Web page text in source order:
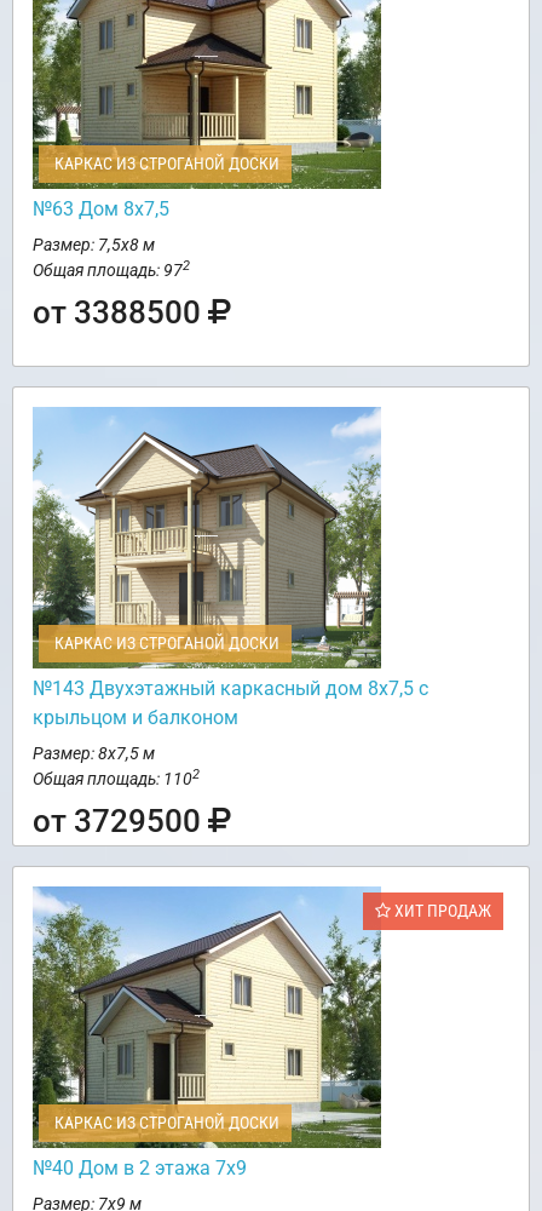
КАРКАС ИЗ СТРОГАНОЙ ДОСКИ
№63 Дом 8х7,5
Размер: 7,5х8 м
Общая площадь: 972
от 3388500
КАРКАС ИЗ СТРОГАНОЙ ДОСКИ
№143 Двухэтажный каркасный дом 8х7,5 с
крыльцом и балконом
Размер: 8х7,5 м
Общая площадь: 1102
от 3729500
ХИТ ПРОДАЖ
КАРКАС ИЗ СТРОГАНОЙ ДОСКИ
№40 Дом в 2 этажа 7х9
Размер: 7х9 м